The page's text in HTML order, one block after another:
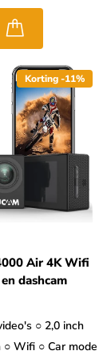
Korting -11%
Air 4K Wifi
dashcam
○ 2,0 inch
○ Wifi ○ Car mode